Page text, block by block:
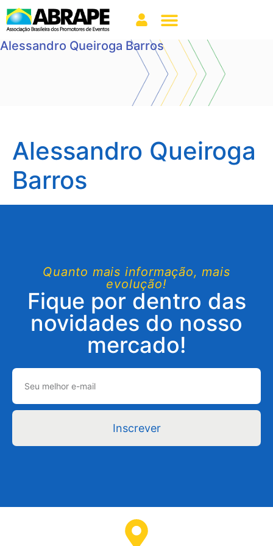
Alessandro Queiroga Barros
Alessandro Queiroga
Barros
Quanto mais informação, mais
evolução!
Fique por dentro das
novidades do nosso
mercado!
Inscrever